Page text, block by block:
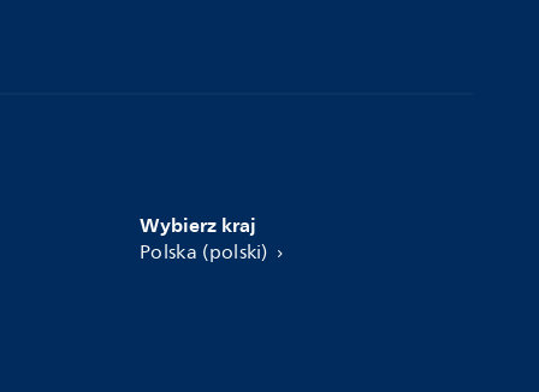
Wybierz kraj
Polska (polski)